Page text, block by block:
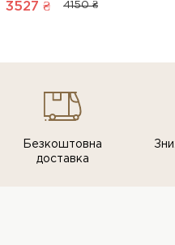
3527 ₴ 4150 ₴
Безкоштовна
доставка